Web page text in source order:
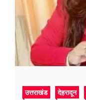
उत्तराखंड देहरादून